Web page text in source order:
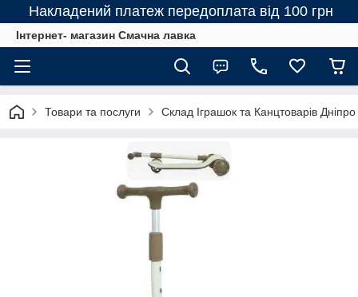
Накладений платеж передоплата від 100 грн
Інтернет- магазин Смачна лавка
Товари та послуги Склад Іграшок та Канцтоварів Дніпро